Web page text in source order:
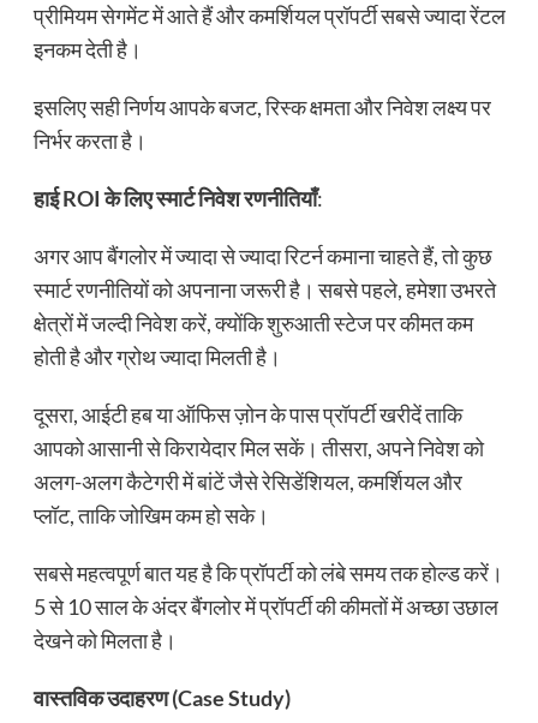
प्रीमियम सेगमेंट में आते हैं और कमर्शियल प्रॉपर्टी सबसे ज्यादा रेंटल
इनकम देती है।
इसलिए सही निर्णय आपके बजट, रिस्क क्षमता और निवेश लक्ष्य पर
निर्भर करता है।
हाई ROI के लिए स्मार्ट निवेश रणनीतियाँ:
अगर आप बैंगलोर में ज्यादा से ज्यादा रिटर्न कमाना चाहते हैं, तो कुछ
स्मार्ट रणनीतियों को अपनाना जरूरी है। सबसे पहले, हमेशा उभरते
क्षेत्रों में जल्दी निवेश करें, क्योंकि शुरुआती स्टेज पर कीमत कम
होती है और ग्रोथ ज्यादा मिलती है।
दूसरा, आईटी हब या ऑफिस ज़ोन के पास प्रॉपर्टी खरीदें ताकि
आपको आसानी से किरायेदार मिल सकें। तीसरा, अपने निवेश को
अलग-अलग कैटेगरी में बांटें जैसे रेसिडेंशियल, कमर्शियल और
प्लॉट, ताकि जोखिम कम हो सके।
सबसे महत्वपूर्ण बात यह है कि प्रॉपर्टी को लंबे समय तक होल्ड करें।
5 से 10 साल के अंदर बैंगलोर में प्रॉपर्टी की कीमतों में अच्छा उछाल
देखने को मिलता है।
वास्तविक उदाहरण (Case Study)